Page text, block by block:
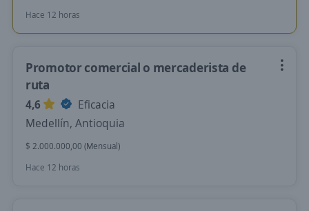
Hace 12 horas
Promotor comercial o mercaderista de
ruta
4,6
Eficacia
Medellín, Antioquia
$ 2.000.000,00 (Mensual)
Hace 12 horas